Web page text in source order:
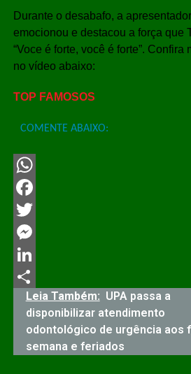
Durante o desabafo, a
emocionou e destacou a força que
“Voce é forte, você é forte”.
no vídeo abaixo:
TOP FAMOSOS
COMENTE ABAIXO:
WhatsApp
Facebook
Twitter
Messenger
LinkedIn
Share
Leia Também: UPA passa a
disponibilizar atendimento
odontológico de urgência aos
semana e feriados